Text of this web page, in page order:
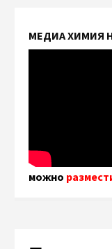
МЕДИА ХИМИЯ
можно